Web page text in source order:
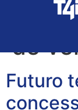
Tag:
de
Futuro